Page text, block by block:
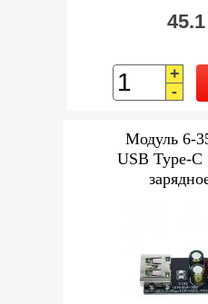
45.1
+
-
Модуль 6-
USB Type-C